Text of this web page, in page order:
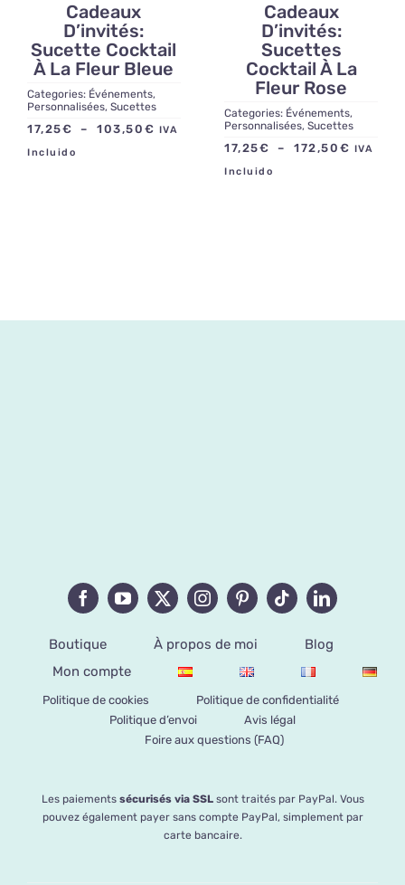
Cadeaux
D’invités:
Sucette Cocktail
À La Fleur Bleue
Categories: Événements,
Personnalisées, Sucettes
17,25€ – 103,50 € Plage
IVA
Incluido
Cadeaux
D’invités:
Sucettes
Cocktail À La
Fleur Rose
Categories: Événements,
Personnalisées, Sucettes
17,25€ – 172,50 € Plage
IVA
Incluido
Boutique À propos de moi
Blog
Mon compte
Politique de cookies
Politique de confidentialité
Politique d’envoi
Avis légal
Foire aux questions (FAQ)
Les paiementssécurisés via SSLsont traités par PayPal. Vous
pouvez également payer sans compte PayPal, simplement par
carte bancaire.